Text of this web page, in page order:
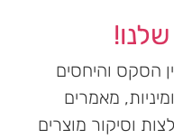
הסקס והיחסים
מאמרים
וסיקור מוצרים